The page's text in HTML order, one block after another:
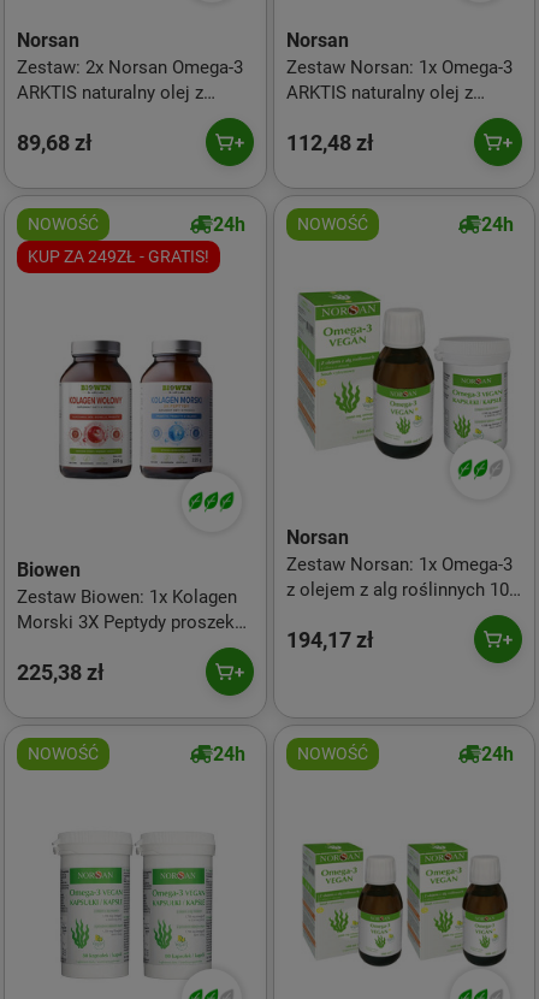
Norsan
Zestaw: 2x Norsan Omega-3
ARKTIS naturalny olej z
dorsza kwasy EPA i DHA 200
ml smak cytrynowy
89,68 zł
Norsan
Zestaw Norsan: 1x Omega-3
ARKTIS naturalny olej z
dorsza kwasy EPA i DHA 200
ml smak cytrynowy i 1x
Omega-3 Fisk dla dzieci 150
ml smak pomarańcza
112,48 zł
NOWOŚĆ
KUP ZA 249ZŁ - GRATIS!
24h
Biowen
Zestaw Biowen: 1x Kolagen
Morski 3X Peptydy proszek
225 g i 1x Kolagen wołowy
typu I II III proszek 225 g
225,38 zł
NOWOŚĆ 24h
Norsan
Zestaw Norsan: 1x Omega-3
z olejem z alg roślinnych 100
ml smak cytryna Vegan i 1x
Omega-3 roślinny olej z Alg
194,17 zł
NOWOŚĆ 24h NOWOŚĆ 24h